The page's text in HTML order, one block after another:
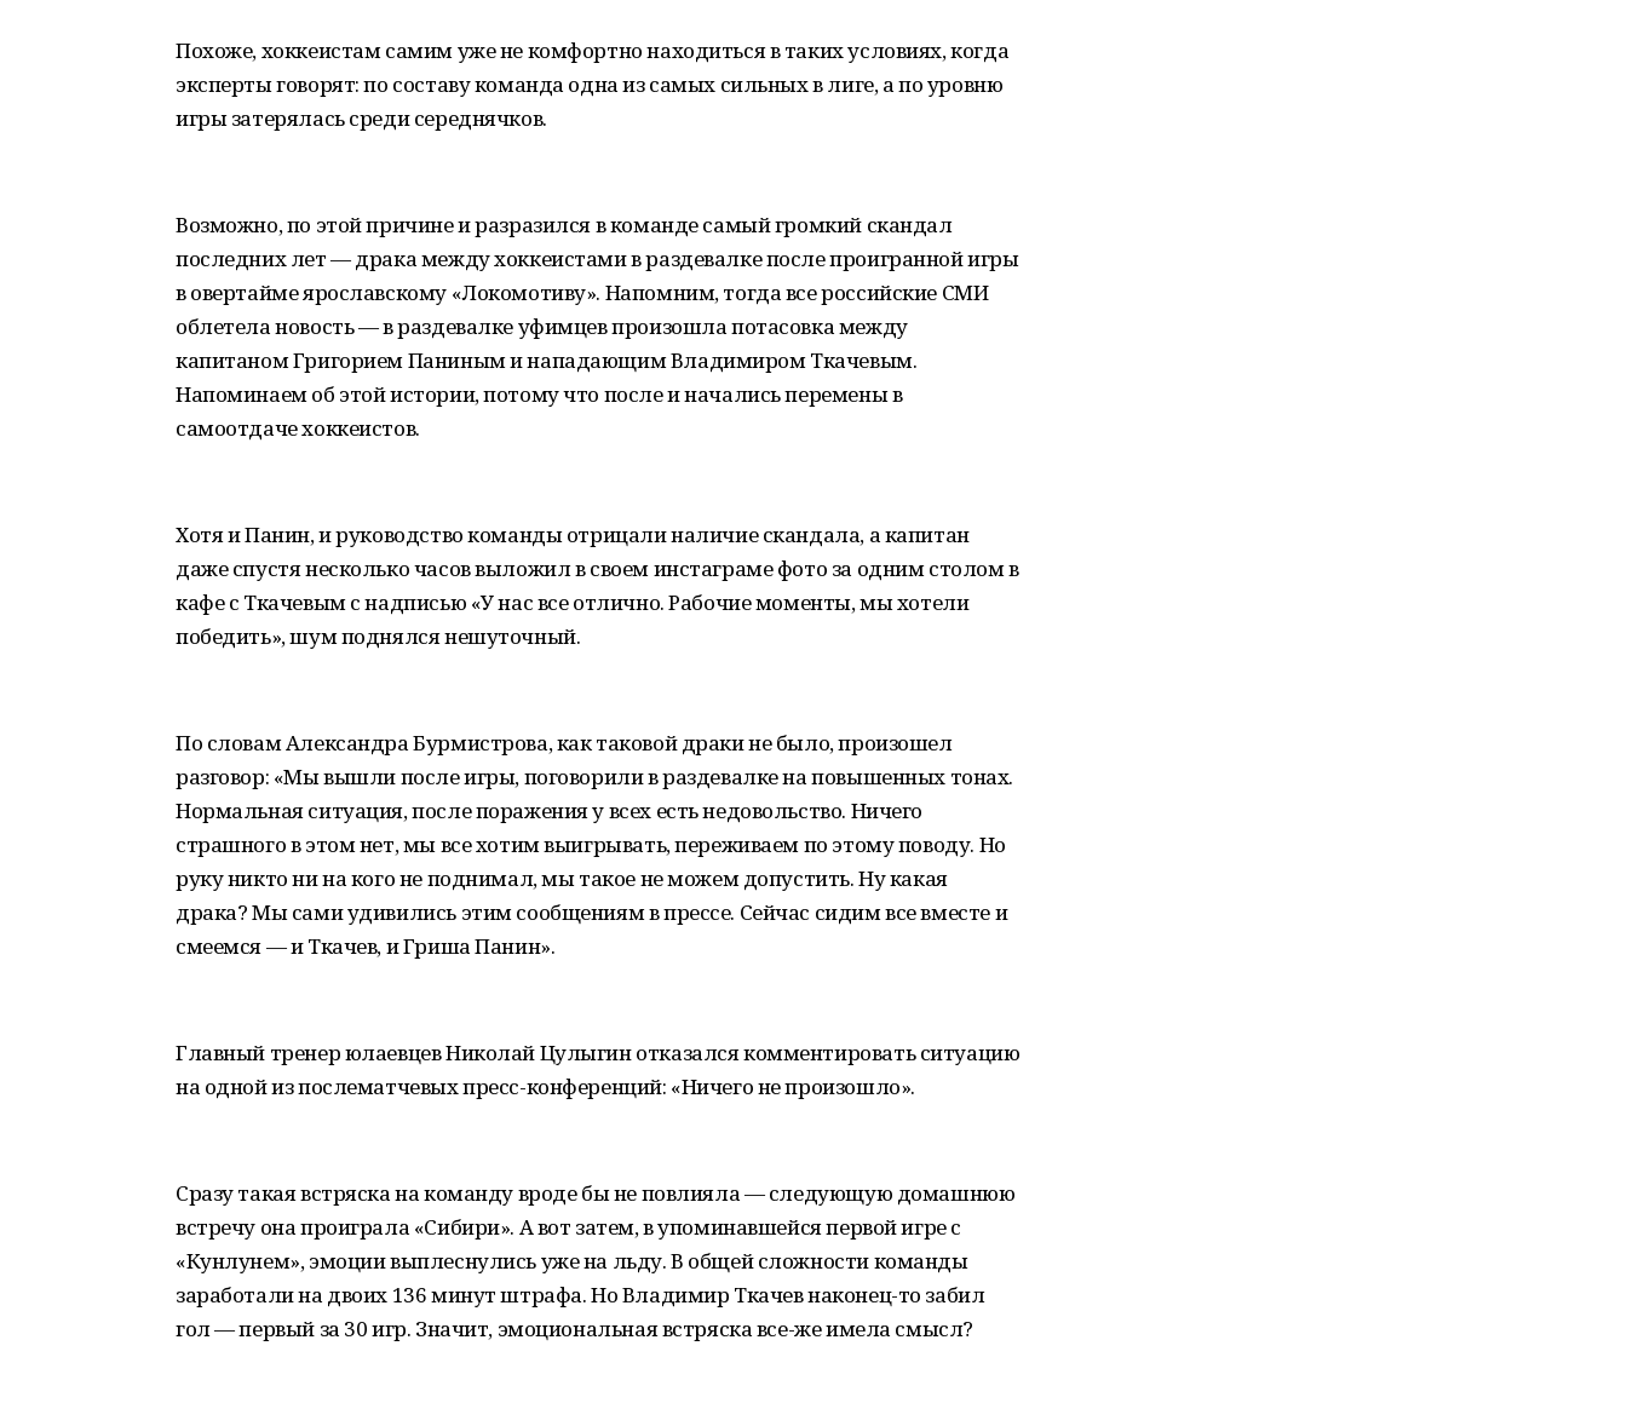
Похоже, хоккеистам самим уже не комфортно находиться в таких условиях, когда
эксперты говорят: по составу команда одна из самых сильных в лиге, а по уровню
игры затерялась среди середнячков.
Возможно, по этой причине и разразился в команде самый громкий скандал
последних лет — драка между хоккеистами в раздевалке после проигранной игры
в овертайме ярославскому «Локомотиву». Напомним, тогда все российские СМИ
облетела новость — в раздевалке уфимцев произошла потасовка между
капитаном Григорием Паниным и нападающим Владимиром Ткачевым.
Напоминаем об этой истории, потому что после и начались перемены в
самоотдаче хоккеистов.
Хотя и Панин, и руководство команды отрицали наличие скандала, а капитан
даже спустя несколько часов выложил в своем инстаграме фото за одним столом в
кафе с Ткачевым с надписью «У нас все отлично. Рабочие моменты, мы хотели
победить», шум поднялся нешуточный.
По словам Александра Бурмистрова, как таковой драки не было, произошел
разговор: «Мы вышли после игры, поговорили в раздевалке на повышенных тонах.
Нормальная ситуация, после поражения у всех есть недовольство. Ничего
страшного в этом нет, мы все хотим выигрывать, переживаем по этому поводу. Но
руку никто ни на кого не поднимал, мы такое не можем допустить. Ну какая
драка? Мы сами удивились этим сообщениям в прессе. Сейчас сидим все вместе и
смеемся — и Ткачев, и Гриша Панин».
Главный тренер юлаевцев Николай Цулыгин отказался комментировать ситуацию
на одной из послематчевых пресс-конференций: «Ничего не произошло».
Сразу такая встряска на команду вроде бы не повлияла — следующую домашнюю
встречу она проиграла «Сибири». А вот затем, в упоминавшейся первой игре с
«Кунлунем», эмоции выплеснулись уже на льду. В общей сложности команды
заработали на двоих 136 минут штрафа. Но Владимир Ткачев наконец-то забил
гол — первый за 30 игр. Значит, эмоциональная встряска все-же имела смысл?